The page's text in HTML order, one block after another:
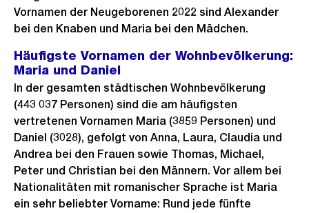
Vornamen der Neugeborenen 2022 sind Alexander
bei den Knaben und Maria bei den Mädchen.
Häufigste Vornamen der Wohnbevölkerung:
Maria und Daniel
In der gesamten städtischen Wohnbevölkerung
(443 037 Personen) sind die am häufigsten
vertretenen Vornamen Maria (3859 Personen) und
Daniel (3028), gefolgt von Anna, Laura, Claudia und
Andrea bei den Frauen sowie Thomas, Michael,
Peter und Christian bei den Männern. Vor allem bei
Nationalitäten mit romanischer Sprache ist Maria
ein sehr beliebter Vorname: Rund jede fünfte